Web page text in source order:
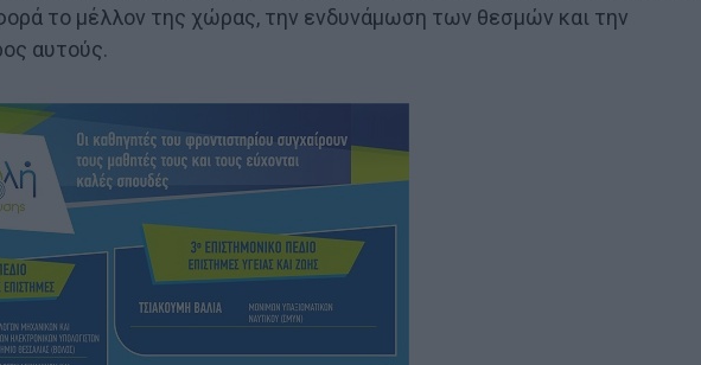
το μέλλον της χώρας, την ενδυνάμωση των θεσμών και την
αυτούς.